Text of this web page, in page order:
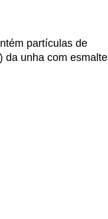
partículas de
da unha com esmalte